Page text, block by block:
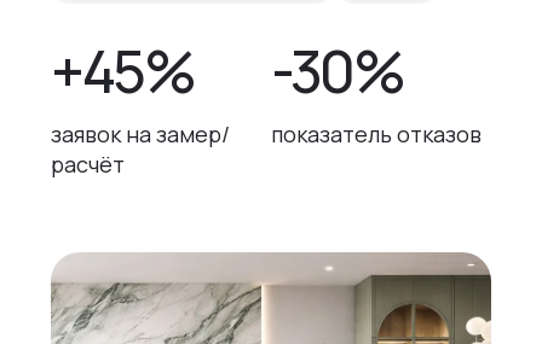
+45%
заявок на замер/
расчёт
-30%
показатель отказов